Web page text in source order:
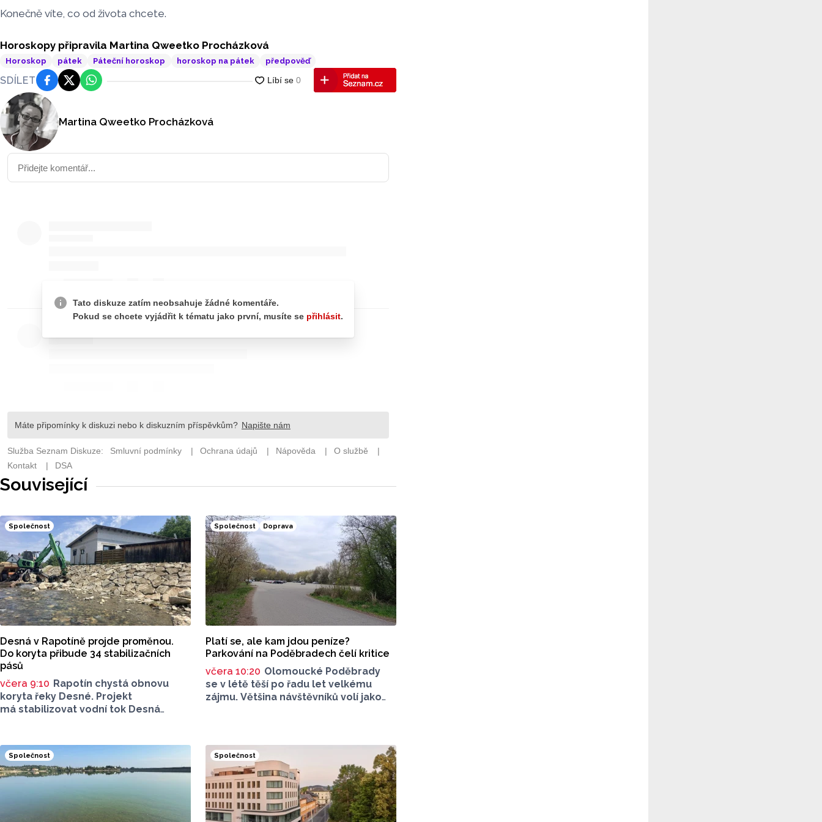
Konečně víte, co od života chcete.
Horoskopy připravila Martina Qweetko Procházková
Horoskop pátek Páteční horoskop horoskop na pátek předpověď
SDÍLET FacebookPlatforma X
WhatsApp
Martina Qweetko Procházková
Související
Společnost
Desná v Rapotíně projde proměnou.
Do koryta přibude 34 stabilizačních
pásů
včera 9:10 Rapotín chystá obnovu
koryta řeky Desné. Projekt
má stabilizovat vodní tok Desná
úseky koryta. Samotná stavba bude
rozdělená do šesti samostatných
stavebních projektů.
Společnost Doprava
Platí se, ale kam jdou peníze?
Parkování na Poděbradech čelí kritice
včera 10:20 Olomoucké Poděbrady
se v létě těší po řadu let velkému
zájmu. Většina návštěvníků volí jako
rezonuje. Na konci června vznikla
na Facebooku stránka s názvem
Poděbrady bez závor a nelegálního
parkovného, která upozorňuje
na nevyhovujcí situaci s parkováním
u oblíbeného olomouckého letoviska.
Společnost Společnost